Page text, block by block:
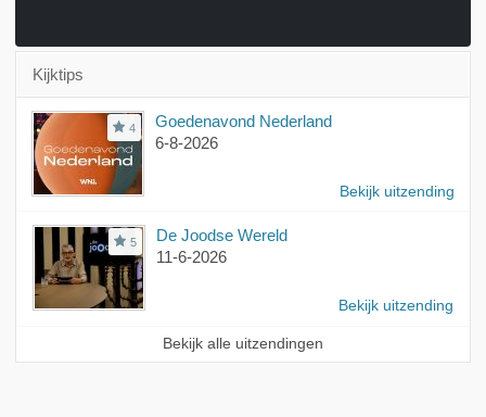
Kijktips
4
Goedenavond Nederland
6-8-2026
Bekijk uitzending
5
De Joodse Wereld
11-6-2026
Bekijk uitzending
Bekijk alle uitzendingen